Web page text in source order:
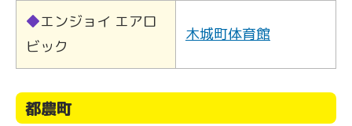
◆エンジョイ エアロ
ビック
木城町体育館
都農町